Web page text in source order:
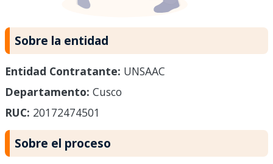
Sobre la entidad
Entidad Contratante: UNSAAC
Departamento: Cusco
RUC: 20172474501
Sobre el proceso